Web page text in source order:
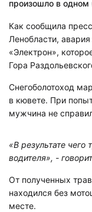
произошло в
Как сообщила
Ленобласти,
«Электрон»,
Гора
Снегоболотоход
в кювете. При
мужчина не
«В результате чего
водителя», -
От полученных
находился без
месте.